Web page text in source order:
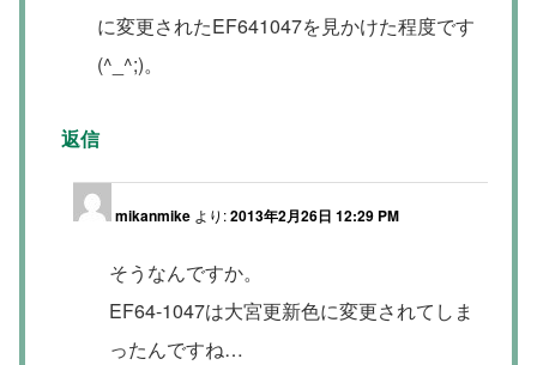
に変更されたEF641047を見かけた程度です
(^_^;)。
返信
mikanmike より:2013年2月26日 12:29 PM
そうなんですか。
EF64-1047は大宮更新色に変更されてしま
ったんですね…